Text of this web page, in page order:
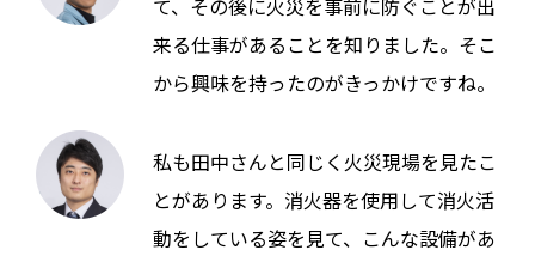
来る仕事があることを知りました。そこ
から興味を持ったのがきっかけですね。
私も田中さんと同じく火災現場を見たこ
とがあります。消火器を使用して消火活
動をしている姿を見て、こんな設備があ